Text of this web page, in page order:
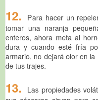
12.
Para hacer un
tomar una naranja
enteros, ahora meta al
dura y cuando esté fría
armario, no dejará olor en
de tus trajes.
13.
Las propiedades